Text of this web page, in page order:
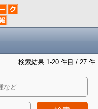
検索結果 1-20 件目 / 27 件